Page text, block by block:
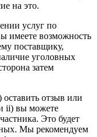
на это.
услуг по
имеете возможность
поставщику,
уголовных
затем
отзыв или
ii) вы можете
Это будет
Мы рекомендуем